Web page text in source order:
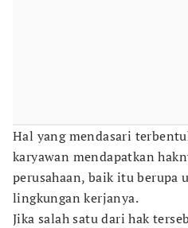
Hal yang mendasari
karyawan mendapatkan
perusahaan, baik itu berupa
lingkungan kerjanya.
Jika salah satu dari hak